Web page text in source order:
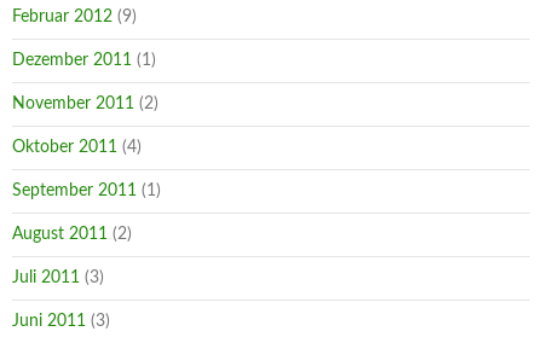
Februar 2012 (9)
Dezember 2011 (1)
November 2011 (2)
Oktober 2011 (4)
September 2011 (1)
August 2011 (2)
Juli 2011 (3)
Juni 2011 (3)